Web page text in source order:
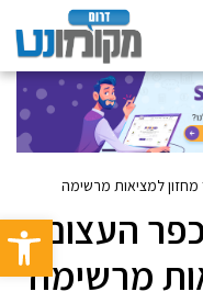
פתח
למציאות מרשימה
העצום
מרשימה